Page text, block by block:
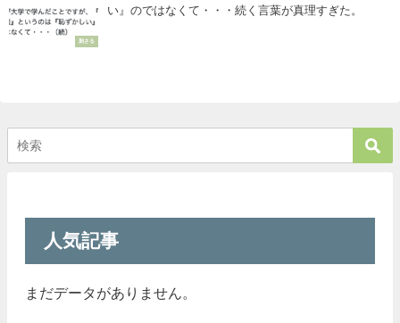
刺さる
い』のではなくて・・・続く言葉が真理すぎた。
人気記事
まだデータがありません。